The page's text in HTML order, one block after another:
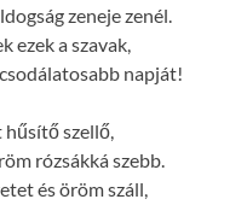
zeneje zenél.
ezek a szavak,
napját!
hűsítő szellő,
rózsákká szebb.
és öröm száll,